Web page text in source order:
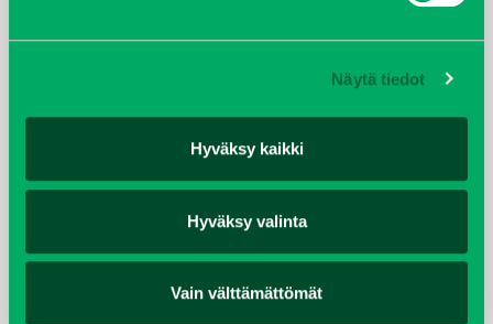
Näytä tiedot
Hyväksy kaikki
Hyväksy valinta
Vain välttämättömät
helmikuu 2019
elokuu 2018